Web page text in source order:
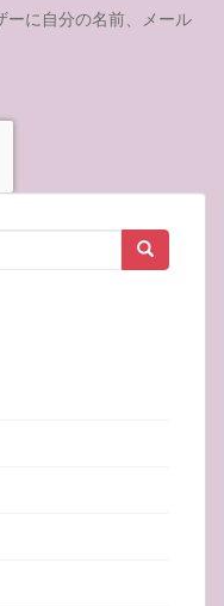
ーに自分の名前、メール